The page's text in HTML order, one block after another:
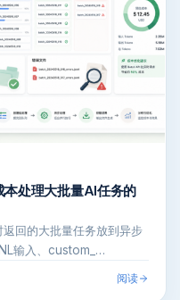
处理大批量AI任务的
回的大批量任务放到异步
输入、custom_…
阅读